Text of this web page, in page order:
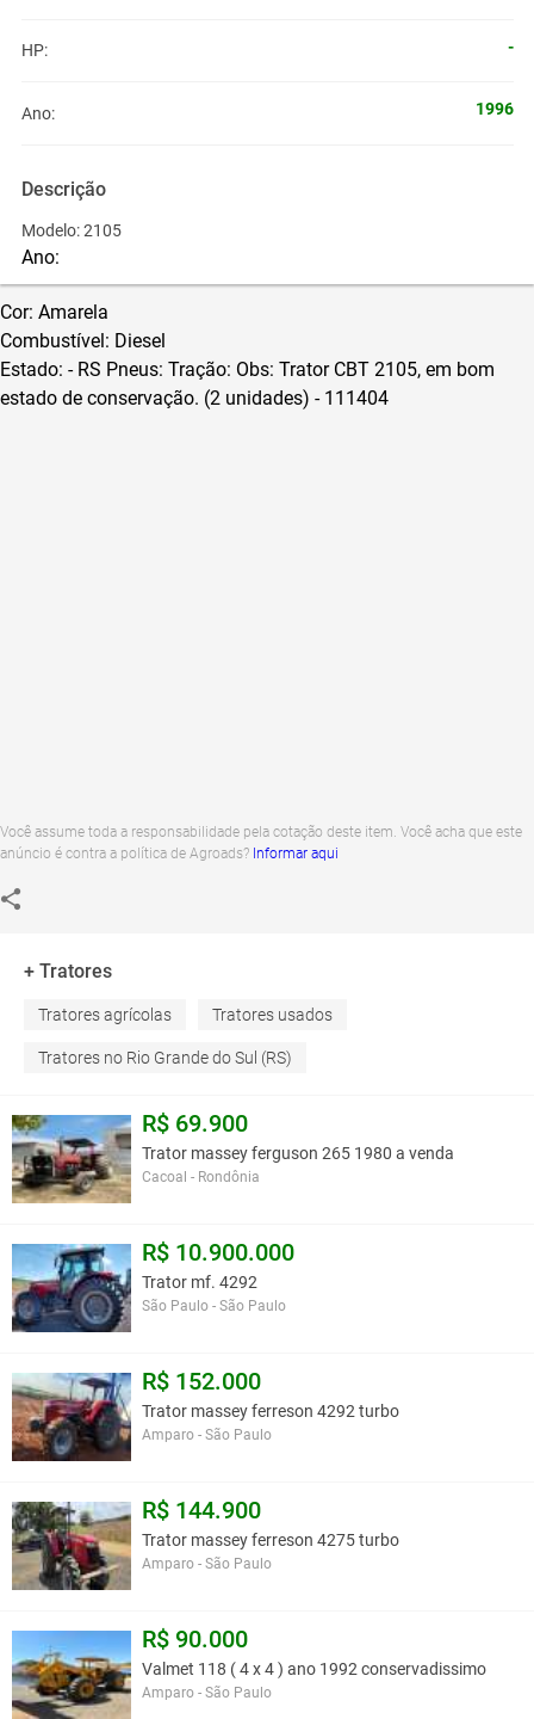
HP: -
Ano: 1996
Descrição
Modelo: 2105
Ano:
Cor: Amarela
Combustível: Diesel
Estado: - RS Pneus: Tração: Obs: Trator CBT 2105, em bom
estado de conservação. (2 unidades) - 111404
Você assume toda a responsabilidade pela cotação deste item. Você acha que este
anúncio é contra a política de Agroads? Informar aqui
+ Tratores
Tratores agrícolas Tratores usados
Tratores no Rio Grande do Sul (RS)
R$ 69.900
Trator massey ferguson 265 1980 a venda
Cacoal - Rondônia
R$ 10.900.000
Trator mf. 4292
São Paulo - São Paulo
R$ 152.000
Trator massey ferreson 4292 turbo
Amparo - São Paulo
R$ 144.900
Trator massey ferreson 4275 turbo
Amparo - São Paulo
R$ 90.000
Valmet 118 ( 4 x 4 ) ano 1992 conservadissimo
Amparo - São Paulo